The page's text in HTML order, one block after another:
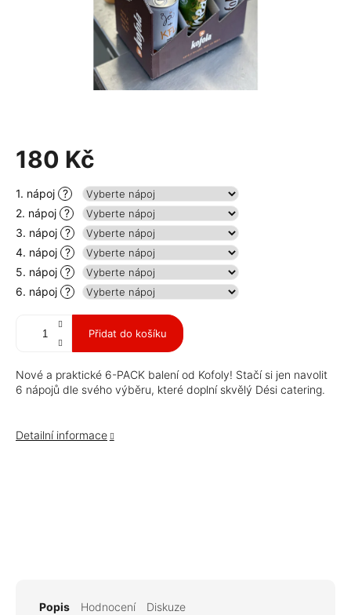
180 Kč
Měrná
cena:
1. nápoj ?
2. nápoj ?
3. nápoj ?
4. nápoj ?
5. nápoj ?
6. nápoj ?
Přidat do košíku
Nové a praktické 6-PACK balení od Kofoly! Stačí si jen navolit
6 nápojů dle svého výběru, které doplní skvělý Dési catering.
Detailní informace
Popis Hodnocení Diskuze